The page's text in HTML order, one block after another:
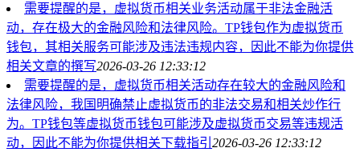
需要提醒的是，虚拟货币相关业务活动属于非法金融活
动，存在极大的金融风险和法律风险。TP钱包作为虚拟货币
钱包，其相关服务可能涉及违法违规内容，因此不能为你提供
相关文章的撰写2026-03-26 12:33:12
需要提醒的是，虚拟货币相关活动存在较大的金融风险和
法律风险，我国明确禁止虚拟货币的非法交易和相关炒作行
为。TP钱包等虚拟货币钱包可能涉及虚拟货币交易等违规活
动，因此不能为你提供相关下载指引 2026-03-26 12:33:12